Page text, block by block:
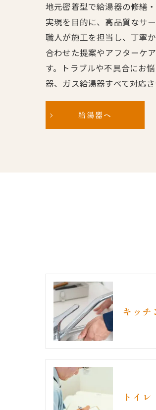
地元密着型で給湯器の修繕
実現を目的に、高品質なサ
職人が施工を担当し、丁寧
合わせた提案やアフターケ
す。トラブルや不具合にお
器、ガス給湯器すべて対応さ
給湯器へ
キッチ
トイレ